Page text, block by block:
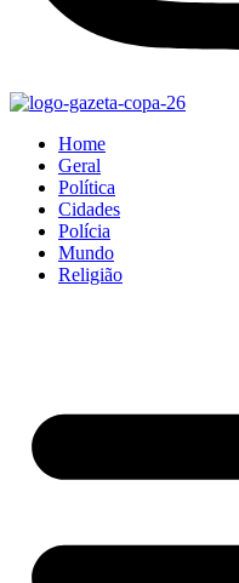
Home
Geral
Política
Cidades
Polícia
Mundo
Religião